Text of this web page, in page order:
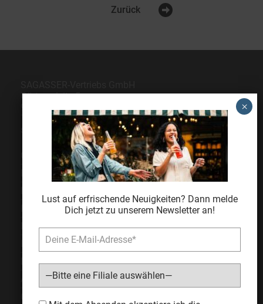
Zurück
Lust auf erfrischende Neuigkeiten? Dann melde
Dich jetzt zu unserem Newsletter an!
Gärtnersleite 5
96450 Coburg
Telefon09561 6490-0
servus@sagasser.de
Gastro / Großhandel
Bonuscard
Expansion
Impressum
Datenschutz